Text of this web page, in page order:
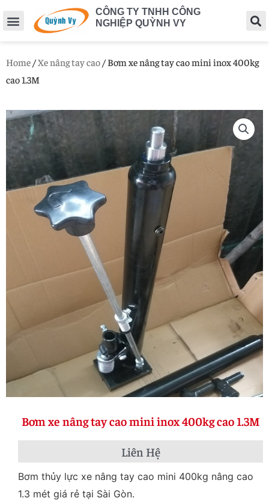
CÔNG TY TNHH CÔNG
NGHIỆP QUỲNH VY
Home /Xe nâng tay cao / Bơm xe nâng tay cao mini inox 400kg
cao 1.3M
Bơm xe nâng tay cao mini inox 400kg cao 1.3M
Liên Hệ
Bơm thủy lực xe nâng tay cao mini 400kg nâng cao
1.3 mét giá rẻ tại Sài Gòn.